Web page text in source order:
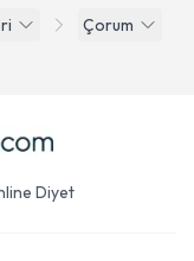
Çorum
Diyet